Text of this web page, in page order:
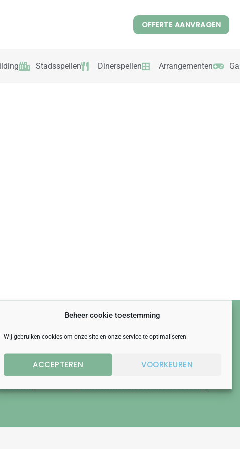
Beheer cookie toestemming
Wij gebruiken cookies om onze site en onze service te optimaliseren.
ACCEPTEREN VOORKEUREN
OFFERTE AANVRAGEN
Stadsspellen Dinerspellen Arrangementen
klaar om
GEEN INSPIRATIE?
Deel je wensen en eisen,
Samen komen we tot nieuwe ideeën.